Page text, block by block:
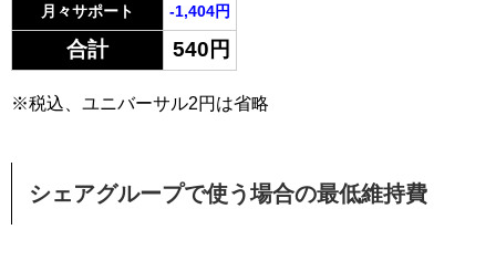
月々サポート -1,404円
合計 540円
※税込、ユニバーサル2円は省略
シェアグループで使う場合の最低維持費